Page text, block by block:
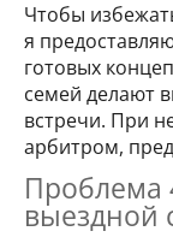
Чтобы
я
готовых
семей делают
встречи. При
арбитром,
Проблема
выездной